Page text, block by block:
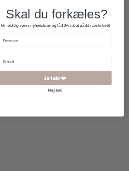
Skal du forkæles?
Tilmeld dig vores nyhedsbrev og få 10% rabat på dit næste køb!
Ja tak! ❤️
Nej tak